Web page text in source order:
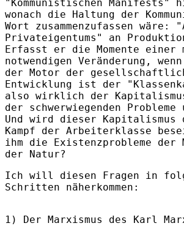
"Kommunistischen
wonach die Haltung der
Wort zusammenzufassen wäre:
Privateigentums" an
Erfasst er die Momente einer
notwendigen Veränderung,
der Motor der
Entwicklung ist der
also wirklich der
der schwerwiegenden
Und wird dieser Kapitalismus
Kampf der Arbeiterklasse
ihm die Existenzprobleme der
der Natur?
Ich will diesen Fragen in
Schritten näherkommen:
1) Der Marxismus des Karl